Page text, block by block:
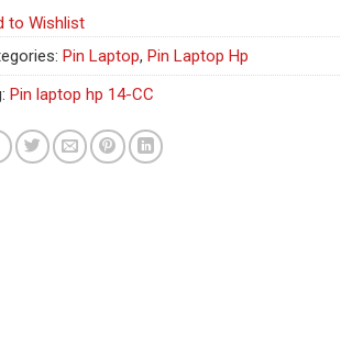
to Wishlist
Pin Laptop, Pin Laptop Hp
Pin laptop hp 14-CC